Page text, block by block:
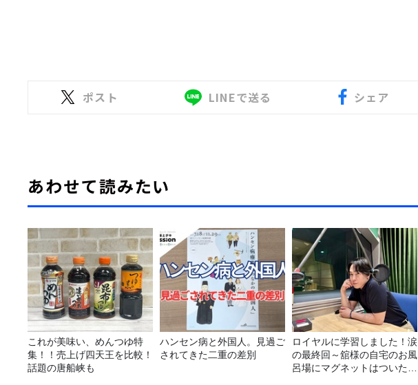
ポスト LINEで送る シェア
あわせて読みたい
これが美味い、めんつゆ特
集！！売上げ四天王を比較！
話題の唐船峡も
ハンセン病と外国人。見過ご
されてきた二重の差別
ロイヤルに学習しました！涙
の最終回～舘様の自宅のお風
呂場にマグネットはついたの